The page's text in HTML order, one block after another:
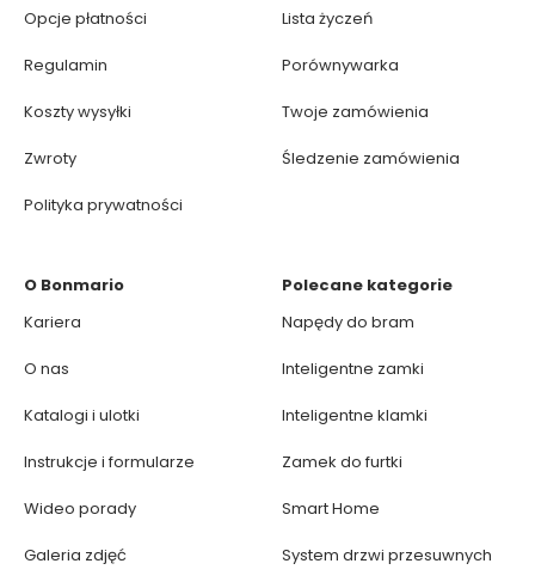
Opcje płatności
Regulamin
Koszty wysyłki
Zwroty
Polityka prywatności
Lista życzeń
Porównywarka
Twoje zamówienia
Śledzenie zamówienia
O Bonmario
Kariera
O nas
Katalogi i ulotki
Instrukcje i formularze
Wideo porady
Galeria zdjęć
Polecane kategorie
Napędy do bram
Inteligentne zamki
Inteligentne klamki
Zamek do furtki
Smart Home
System drzwi przesuwnych